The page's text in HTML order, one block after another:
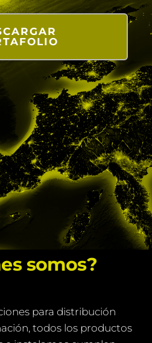
somos?
para distribución
todos los productos